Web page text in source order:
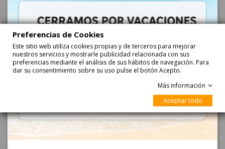
Caramelos Masticable Trex sabor Fresa 30uds
Preferencias de Cookies
Este sitio web utiliza cookies propias y de terceros para mejorar
nuestros servicios y mostrarle publicidad relacionada con sus
preferencias mediante el análisis de sus hábitos de navegación. Para
dar su consentimiento sobre su uso pulse el botón Acepto.
Más información
Aceptar todo